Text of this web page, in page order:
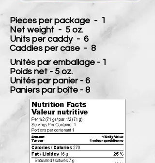
Pieces per package - 1
Net weight - 5 oz.
Units per caddy - 6
Caddies per case - 8
Unités par emballage - 1
Poids net - 5 oz.
Unités par panier - 6
Paniers par boîte - 8